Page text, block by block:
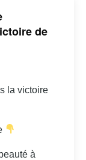
de
la victoire
à